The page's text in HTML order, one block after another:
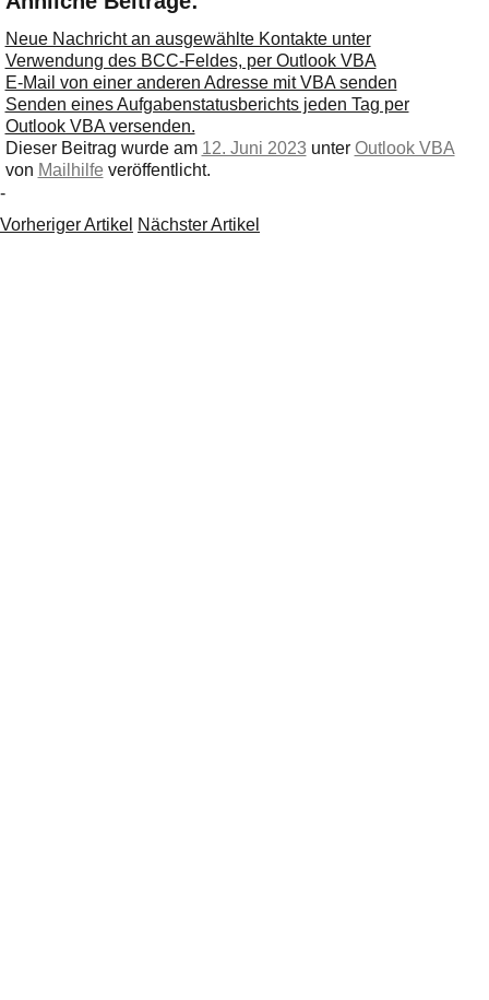
Neue Nachricht an ausgewählte Kontakte unter
Verwendung des BCC-Feldes, per Outlook VBA
E-Mail von einer anderen Adresse mit VBA senden
Senden eines Aufgabenstatusberichts jeden Tag per
Outlook VBA versenden.
Dieser Beitrag wurde am 12. Juni 2023 unter Outlook VBA
von Mailhilfe veröffentlicht.
-
Vorheriger Artikel Nächster Artikel